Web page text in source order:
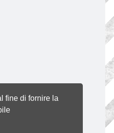
fine di fornire la